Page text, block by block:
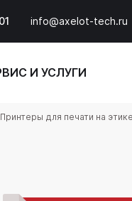
info@axelot-tech.ru
И УСЛУГИ
Принтеры для печати на